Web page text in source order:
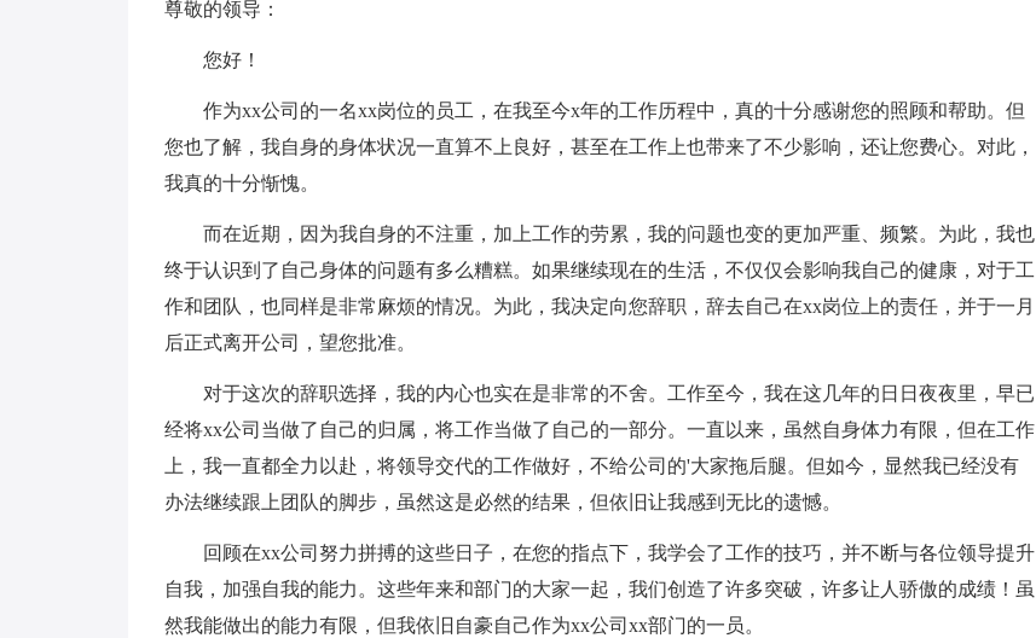
尊敬的领导：
您好！
作为xx公司的一名xx岗位的员工，在我至今x年的工作历程中，真的十分感谢您的照顾和帮助。但
您也了解，我自身的身体状况一直算不上良好，甚至在工作上也带来了不少影响，还让您费心。对此，
我真的十分惭愧。
而在近期，因为我自身的不注重，加上工作的劳累，我的问题也变的更加严重、频繁。为此，我也
终于认识到了自己身体的问题有多么糟糕。如果继续现在的生活，不仅仅会影响我自己的健康，对于工
作和团队，也同样是非常麻烦的情况。为此，我决定向您辞职，辞去自己在xx岗位上的责任，并于一月
后正式离开公司，望您批准。
对于这次的辞职选择，我的内心也实在是非常的不舍。工作至今，我在这几年的日日夜夜里，早已
经将xx公司当做了自己的归属，将工作当做了自己的一部分。一直以来，虽然自身体力有限，但在工作
上，我一直都全力以赴，将领导交代的工作做好，不给公司的'大家拖后腿。但如今，显然我已经没有
办法继续跟上团队的脚步，虽然这是必然的结果，但依旧让我感到无比的遗憾。
回顾在xx公司努力拼搏的这些日子，在您的指点下，我学会了工作的技巧，并不断与各位领导提升
自我，加强自我的能力。这些年来和部门的大家一起，我们创造了许多突破，许多让人骄傲的成绩！虽
然我能做出的能力有限，但我依旧自豪自己作为xx公司xx部门的一员。